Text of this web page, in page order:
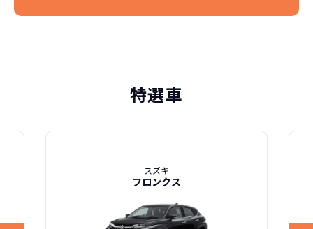
特選車
スズキ
フロンクス